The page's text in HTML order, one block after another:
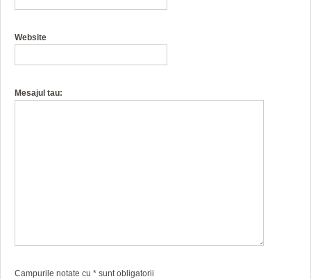
Website
Mesajul tau:
Campurile notate cu * sunt obligatorii